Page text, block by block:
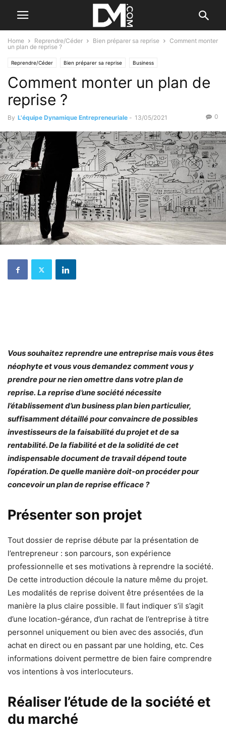
Home Reprendre/Céder Bien préparer sa reprise
Comment monter
un plan de reprise ?
Reprendre/Céder Bien préparer sa reprise Business
Comment monter un plan de
reprise ?
By L'équipe Dynamique Entrepreneuriale - 13/05/2021 0
Vous souhaitez reprendre une entreprise mais vous êtes
néophyte et vous vous demandez comment vous y
prendre pour ne rien omettre dans votre plan de
reprise. La reprise d’une société nécessite
l’établissement d’un business plan bien particulier,
suffisamment détaillé pour convaincre de possibles
investisseurs de la faisabilité du projet et de sa
rentabilité. De la fiabilité et de la solidité de cet
indispensable document de travail dépend toute
l’opération. De quelle manière doit-on procéder pour
concevoir un plan de reprise efficace ?
Présenter son projet
Tout dossier de reprise débute par la présentation de
l’entrepreneur : son parcours, son expérience
professionnelle et ses motivations à reprendre la société.
De cette introduction découle la nature même du projet.
Les modalités de reprise doivent être présentées de la
manière la plus claire possible. Il faut indiquer s’il s’agit
d’une location-gérance, d’un rachat de l’entreprise à titre
personnel uniquement ou bien avec des associés, d’un
achat en direct ou en passant par une holding, etc. Ces
informations doivent permettre de bien faire comprendre
vos intentions à vos interlocuteurs.
Réaliser l’étude de la société et
du marché